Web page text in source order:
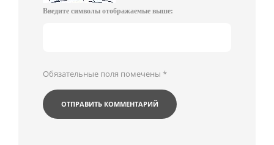
Введите символы отображаемые выше:
Обязательные поля помечены *